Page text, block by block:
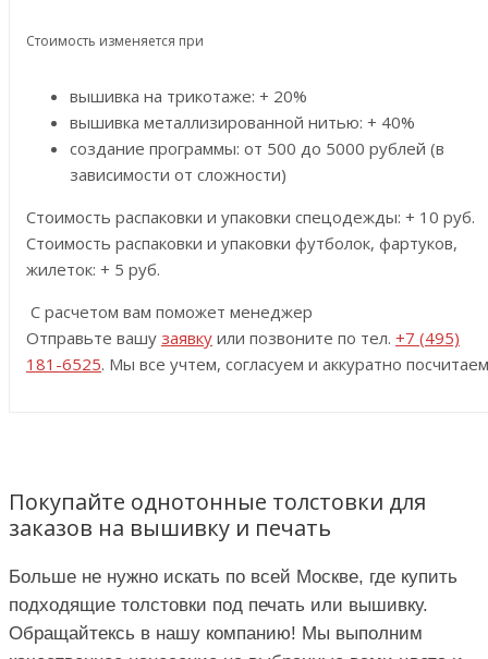
Стоимость изменяется при
вышивка на трикотаже: + 20%
вышивка металлизированной нитью: + 40%
создание программы: от 500 до 5000 рублей (в
зависимости от сложности)
Стоимость распаковки и упаковки спецодежды: + 10 руб.
Стоимость распаковки и упаковки футболок, фартуков,
жилеток: + 5 руб.
С расчетом вам поможет менеджер
Отправьте вашу заявку или позвоните по тел. +7 (495)
181-6525. Мы все учтем, согласуем и аккуратно
Покупайте однотонные толстовки для
заказов на вышивку и печать
Больше не нужно искать по всей Москве, где купить
подходящие толстовки под печать или вышивку.
Обращайтексь в нашу компанию! Мы выполним